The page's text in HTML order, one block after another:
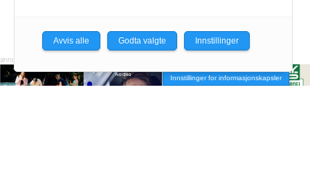
Innstillinger for informasjonskapsler
Avvis alle Godta valgte Innstillinger